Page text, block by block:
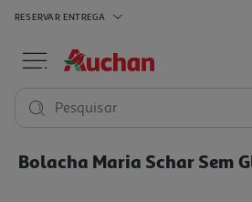
RESERVAR ENTREGA
Pesquisar
Bolacha Maria Schar Sem